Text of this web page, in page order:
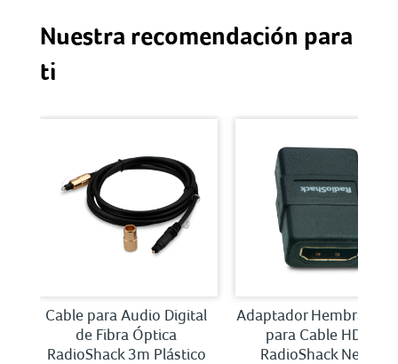
Nuestra recomendación para
ti
Cable para Audio Digital
de Fibra Óptica
RadioShack 3m Plástico
Adaptador Hembra
para Cable HDMI
RadioShack Negro